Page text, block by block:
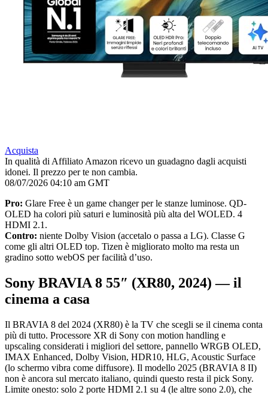
Acquista
In qualità di Affiliato Amazon ricevo un guadagno dagli acquisti
idonei. Il prezzo per te non cambia.
08/07/2026 04:10 am GMT
Pro: Glare Free è un game changer per le stanze luminose. QD-
OLED ha colori più saturi e luminosità più alta del WOLED. 4
HDMI 2.1.
Contro: niente Dolby Vision (accetalo o passa a LG). Classe G
come gli altri OLED top. Tizen è migliorato molto ma resta un
gradino sotto webOS per facilità d’uso.
Sony BRAVIA 8 55″ (XR80, 2024) — il
cinema a casa
Il BRAVIA 8 del 2024 (XR80) è la TV che scegli se il cinema conta
più di tutto. Processore XR di Sony con motion handling e
upscaling considerati i migliori del settore, pannello WRGB OLED,
IMAX Enhanced, Dolby Vision, HDR10, HLG, Acoustic Surface
(lo schermo vibra come diffusore). Il modello 2025 (BRAVIA 8 II)
non è ancora sul mercato italiano, quindi questo resta il pick Sony.
Limite onesto: solo 2 porte HDMI 2.1 su 4 (le altre sono 2.0), che